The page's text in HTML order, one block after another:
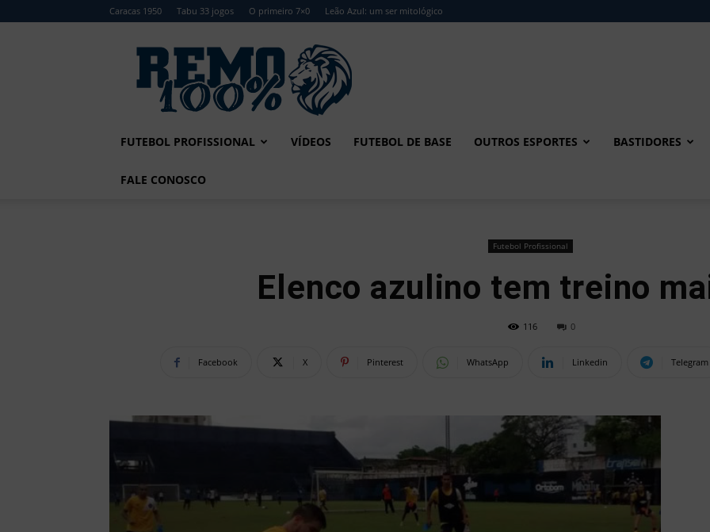
Caracas 1950 Tabu 33 jogos O primeiro 7×0 Leão Azul: um ser mitológico
Remo
FUTEBOL PROFISSIONAL VÍDEOS FUTEBOL DE BASE OUTROS ESPORTES BASTIDORES
FALE CONOSCO
Futebol Profissional
Elenco azulino tem treino
116 0
Facebook X Pinterest WhatsApp Linkedin Telegram